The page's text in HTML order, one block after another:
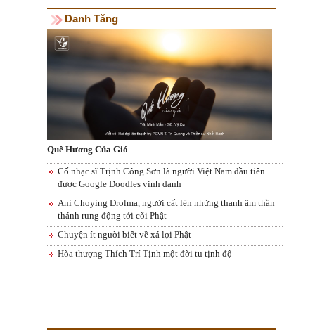
Danh Tăng
Quê Hương Của Gió
Cố nhạc sĩ Trịnh Công Sơn là người Việt Nam đầu tiên
được Google Doodles vinh danh
Ani Choying Drolma, người cất lên những thanh âm thần
thánh rung động tới cõi Phật
Chuyện ít người biết về xá lợi Phật
Hòa thượng Thích Trí Tịnh một đời tu tịnh độ